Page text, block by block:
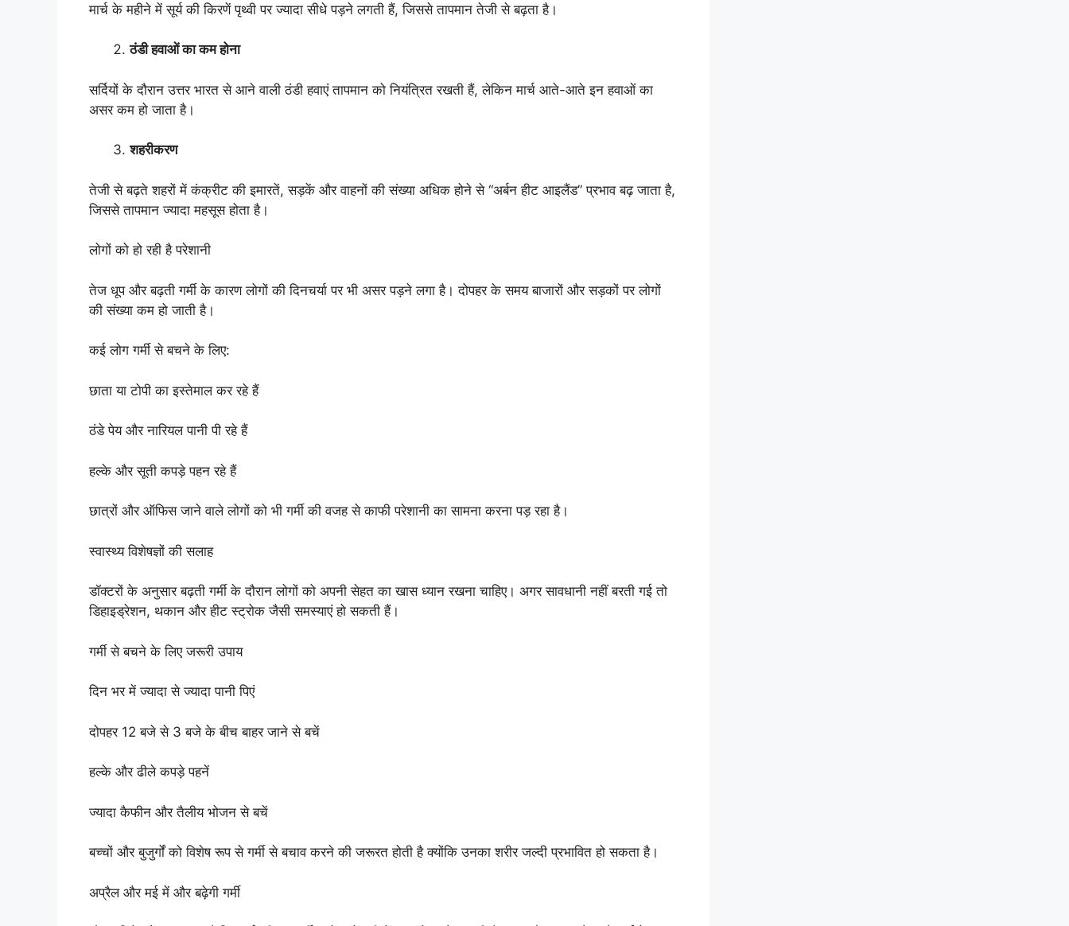
मार्च के महीने में सूर्य की किरणें पृथ्वी पर ज्यादा सीधे पड़ने लगती हैं, जिससे तापमान तेजी से बढ़ता है।
ठंडी हवाओं का कम होना
सर्दियों के दौरान उत्तर भारत से आने वाली ठंडी हवाएं तापमान को नियंत्रित रखती हैं, लेकिन मार्च आते-आते इन हवाओं का
असर कम हो जाता है।
शहरीकरण
तेजी से बढ़ते शहरों में कंक्रीट की इमारतें, सड़कें और वाहनों की संख्या अधिक होने से “अर्बन हीट आइलैंड” प्रभाव बढ़ जाता है,
जिससे तापमान ज्यादा महसूस होता है।
लोगों को हो रही है परेशानी
तेज धूप और बढ़ती गर्मी के कारण लोगों की दिनचर्या पर भी असर पड़ने लगा है। दोपहर के समय बाजारों और सड़कों पर लोगों
की संख्या कम हो जाती है।
कई लोग गर्मी से बचने के लिए:
छाता या टोपी का इस्तेमाल कर रहे हैं
ठंडे पेय और नारियल पानी पी रहे हैं
हल्के और सूती कपड़े पहन रहे हैं
छात्रों और ऑफिस जाने वाले लोगों को भी गर्मी की वजह से काफी परेशानी का सामना करना पड़ रहा है।
स्वास्थ्य विशेषज्ञों की सलाह
डॉक्टरों के अनुसार बढ़ती गर्मी के दौरान लोगों को अपनी सेहत का खास ध्यान रखना चाहिए। अगर सावधानी नहीं बरती गई तो
डिहाइड्रेशन, थकान और हीट स्ट्रोक जैसी समस्याएं हो सकती हैं।
गर्मी से बचने के लिए जरूरी उपाय
दिन भर में ज्यादा से ज्यादा पानी पिएं
दोपहर 12 बजे से 3 बजे के बीच बाहर जाने से बचें
हल्के और ढीले कपड़े पहनें
ज्यादा कैफीन और तैलीय भोजन से बचें
बच्चों और बुजुर्गों को विशेष रूप से गर्मी से बचाव करने की जरूरत होती है क्योंकि उनका शरीर जल्दी प्रभावित हो सकता है।
अप्रैल और मई में और बढ़ेगी गर्मी